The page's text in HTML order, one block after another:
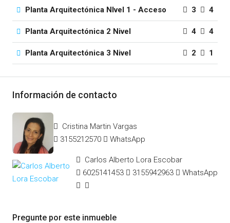
Planta Arquitectónica NIvel 1 - Acceso 3 4
Planta Arquitectónica 2 Nivel 4 4
Planta Arquitectónica 3 Nivel 2 1
Información de contacto
Cristina Martin Vargas
3155212570
WhatsApp
Carlos Alberto Lora Escobar
6025141453
3155942963 WhatsApp
Pregunte por este inmueble